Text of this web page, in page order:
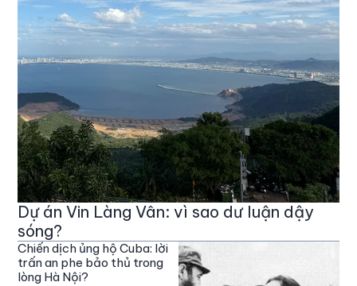
Dự án Vin Làng Vân: vì sao dư luận dậy
sóng?
Chiến dịch ủng hộ Cuba: lời
trấn an phe bảo thủ trong
lòng Hà Nội?